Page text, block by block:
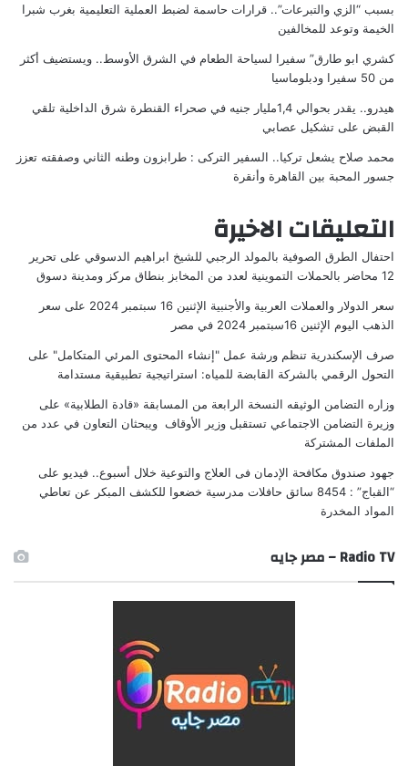
بسبب “الزي والتبرعات”.. قرارات حاسمة لضبط العملية التعليمية بغرب شبرا
الخيمة وتوعد للمخالفين
كشري ابو طارق” سفيرا لسياحة الطعام في الشرق الأوسط.. ويستضيف أكثر
من 50 سفيرا ودبلوماسيا
هيدرو.. يقدر بحوالي 1,4مليار جنيه في صحراء القنطرة شرق الداخلية تلقي
القبض على تشكيل عصابي
محمد صلاح يشعل تركيا.. السفير التركى : طرابزون وطنه الثاني وصفقته تعزز
جسور المحبة بين القاهرة وأنقرة
التعليقات الاخيرة
احتفال الطرق الصوفية بالمولد الرجبي للشيخ ابراهيم الدسوقي على تحرير
12 محاضر بالحملات التموينية لعدد من المخابز بنطاق مركز ومدينة دسوق
سعر الدولار والعملات العربية والأجنبية الإثنين 16 سبتمبر 2024 على سعر
الذهب اليوم الإثنين 16سبتمبر 2024 في مصر
صرف الإسكندرية تنظم ورشة عمل "إنشاء المحتوى المرئي المتكامل" على
التحول الرقمي بالشركة القابضة للمياه: استراتيجية تطبيقية مستدامة
وزاره التضامن الوثيقه النسخة الرابعة من المسابقة «قادة الطلابية» على
وزيرة التضامن الاجتماعي تستقبل وزير الأوقاف ويبحثان التعاون في عدد من
الملفات المشتركة
جهود صندوق مكافحة الإدمان فى العلاج والتوعية خلال أسبوع.. فيديو على
“القباج” : 8454 سائق حافلات مدرسية خضعوا للكشف المبكر عن تعاطي
المواد المخدرة
Radio TV – مصر جايه